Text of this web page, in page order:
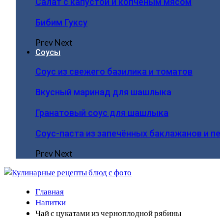
Бибим Гуксу
PrevNext
Соусы
Соус из свежего базилика и томатов
Вкусный маринад для шашлыка
Гранатовый соус для шашлыка
Соус-паста из запечённых баклажанов и
PrevNext
Главная
Напитки
Чай с цукатами из черноплодной рябины